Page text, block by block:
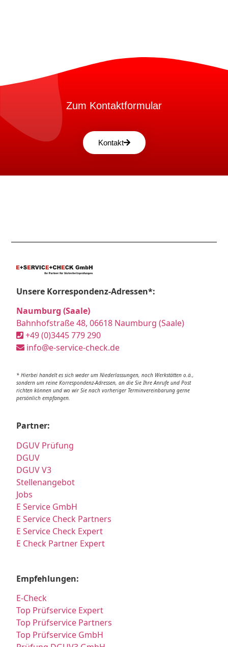
Zum Kontaktformular
Kontakt
Unsere Korrespondenz-Adressen*:
Naumburg (Saale)
Bahnhofstraße 48, 06618 Naumburg (Saale)
+49 (0)3445 779 290
info@e-service-check.de
* Hierbei handelt es sich weder um Niederlassungen, noch Werkstätten o.ä.,
sondern um reine Korrespondenz-Adressen, an die Sie Ihre Anrufe und Post
richten können und wo wir Sie nach vorheriger Terminvereinbarung gerne
persönlich empfangen.
Partner:
DGUV Prüfung
DGUV
DGUV V3
Stellenangebot
Jobs
E Service GmbH
E Service Check Partners
E Service Check Expert
E Check Partner Expert
Empfehlungen:
E-Check
Top Prüfservice Expert
Top Prüfservice Partners
Top Prüfservice GmbH